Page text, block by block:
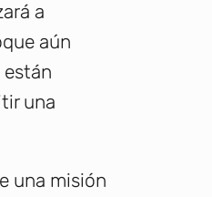
a
aún
están
una
una misión